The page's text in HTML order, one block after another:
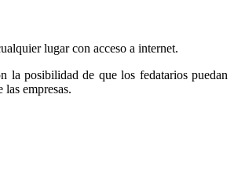
lugar con acceso a internet.
la posibilidad de que los fedatarios puedan
empresas.